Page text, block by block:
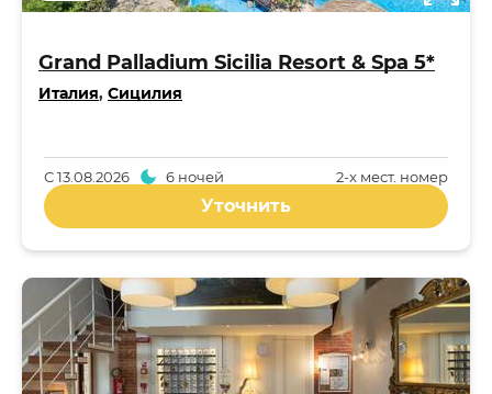
Grand Palladium Sicilia Resort & Spa 5*
Италия, Сицилия
2-x мест. номер
С13.08.2026 6 ночей
Уточнить